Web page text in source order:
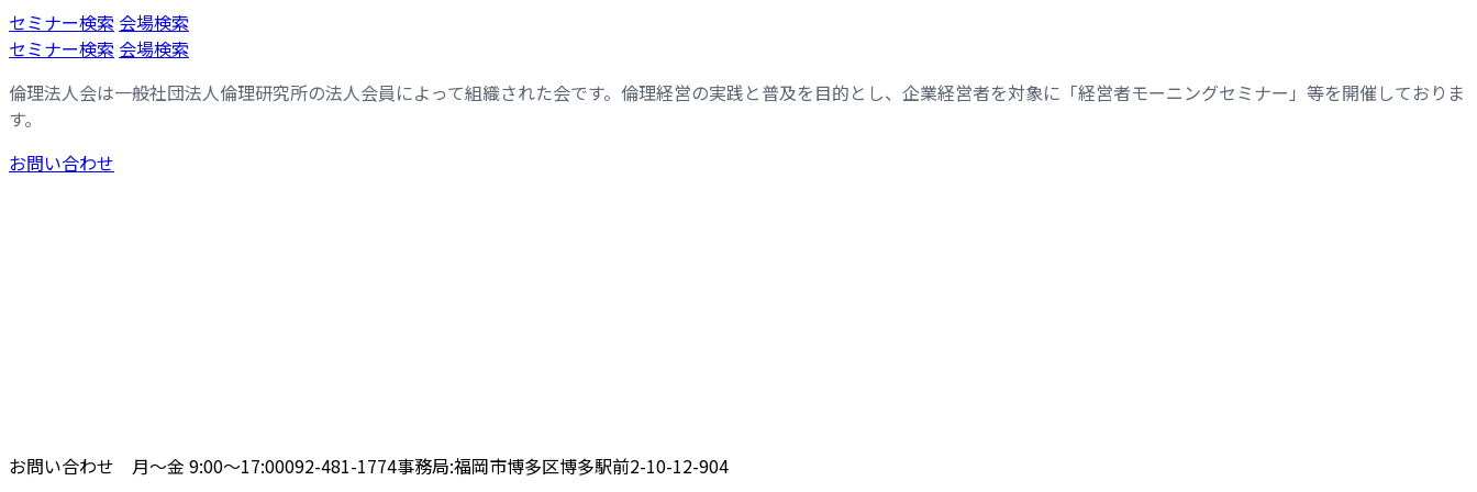
コ
ン
ン
ツ
へ
ス
ナ
ビ
ー
シ
ョ
ン
セミナー検索 会場検索
セミナー検索 会場検索
倫理法人会は一般社団法人倫理研究所の法人会員によって組織された会です。倫理経営の実践と普及を目的とし、企業経営者を対象に「経営者モーニングセミナー」等を開催しておりま
す。
お問い合わせ
お問い合わせ 月〜金 9:00〜17:00092-481-1774事務局:福岡市博多区博多駅前2-10-12-904